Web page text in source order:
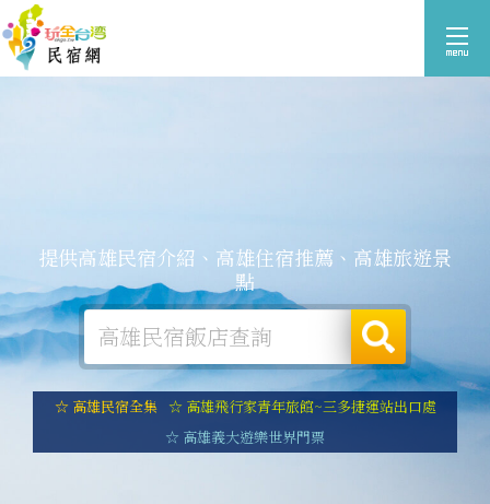
提供高雄民宿介紹、高雄住宿推薦、高雄旅遊景
點
☆ 高雄民宿全集
☆ 高雄飛行家青年旅館~三多捷運站出口處
☆ 高雄義大遊樂世界門票